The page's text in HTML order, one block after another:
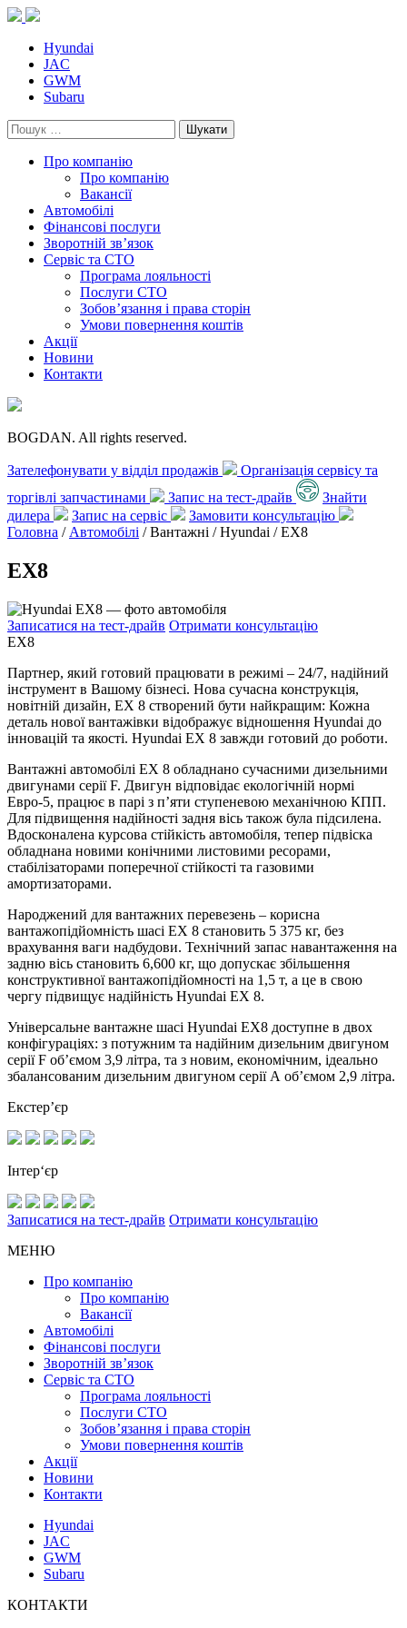
Skip
contentHyundai
JAC
GWM
Subaru
Пошук:
Про компанію
Про компанію
Вакансії
Автомобілі
Фінансові послуги
Зворотній зв’язок
Cервіс та СТО
Програма лояльності
Послуги СТО
Зобов’язання і права сторін
Умови повернення коштів
Акції
Новини
Контакти
BOGDAN. All rights reserved.
Зателефонувати у відділ продажів
Організація сервісу та
торгівлі запчастинами
Запис на тест-драйв
Знайти
дилера
Запис на сервіс
Замовити консультацію
Головна / Автомобілі / Вантажні / Hyundai /EX8
EX8
Записатися на тест-драйв Отримати консультацію
EX8
Партнер, який готовий працювати в режимі – 24/7, надійний
інструмент в Вашому бізнесі. Нова сучасна конструкція,
новітній дизайн, ЕХ 8 створений бути найкращим: Кожна
деталь нової вантажівки відображує відношення Hyundai до
інновацій та якості. Hyundai ЕХ 8 завжди готовий до роботи.
Вантажні автомобілі ЕХ 8 обладнано сучасними дизельними
двигунами серії F. Двигун відповідає екологічній нормі
Евро-5, працює в парі з п’яти ступеневою механічною КПП.
Для підвищення надійності задня вісь також була підсилена.
Вдосконалена курсова стійкість автомобіля, тепер підвіска
обладнана новими конічними листовими ресорами,
стабілізаторами поперечної стійкості та газовими
амортизаторами.
Народжений для вантажних перевезень – корисна
вантажопідйомність шасі ЕХ 8 становить 5 375 кг, без
врахування ваги надбудови. Технічний запас навантаження на
задню вісь становить 6,600 кг, що допускає збільшення
конструктивної вантажопідйомності на 1,5 т, а це в свою
чергу підвищує надійність Hyundai EX 8.
Універсальне вантажне шасі Hyundai EX8 доступне в двох
конфігураціях: з потужним та надійним дизельним двигуном
серії F об’ємом 3,9 літра, та з новим, економічним, ідеально
збалансованим дизельним двигуном серії А об’ємом 2,9 літра.
Екстер’єр
Інтер‘єр
Записатися на тест-драйв Отримати консультацію
МЕНЮ
Про компанію
Про компанію
Вакансії
Автомобілі
Фінансові послуги
Зворотній зв’язок
Cервіс та СТО
Програма лояльності
Послуги СТО
Зобов’язання і права сторін
Умови повернення коштів
Акції
Новини
Контакти
Hyundai
JAC
GWM
Subaru
КОНТАКТИ